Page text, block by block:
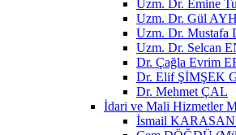
Uzm. Dr. Emine
Uzm. Dr. Gül
Uzm. Dr. Mustafa
Uzm. Dr. Selcan
Dr. Çağla Evrim
Dr. Elif ŞİMŞEK
Dr. Mehmet ÇAL
İdari ve Mali Hizmetler
İsmail